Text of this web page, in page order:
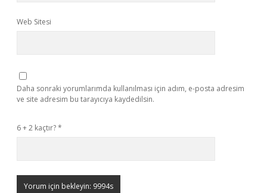
Web Sitesi
Daha sonraki yorumlarımda kullanılması için adım, e-posta adresim
ve site adresim bu tarayıcıya kaydedilsin.
6 + 2 kaçtır?*